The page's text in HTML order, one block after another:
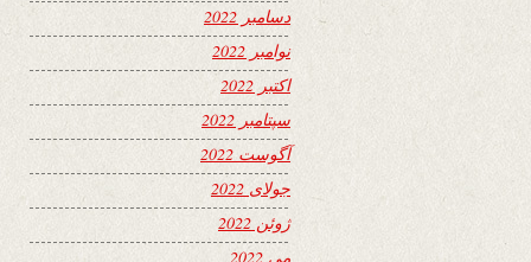
دسامبر 2022
نوامبر 2022
اکتبر 2022
سپتامبر 2022
آگوست 2022
جولای 2022
ژوئن 2022
می 2022